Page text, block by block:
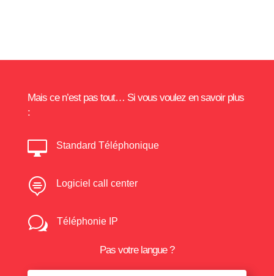
Mais ce n’est pas tout… Si vous voulez en savoir plus
:
 Standard Téléphonique
 Logiciel call center
w Téléphonie IP
Pas votre langue ?